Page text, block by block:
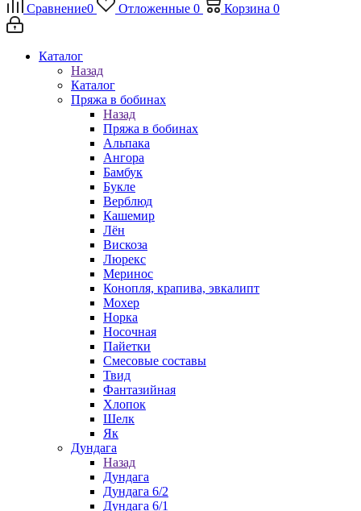
Сравнение0 Отложенные 0 Корзина 0
Каталог
Назад
Каталог
Пряжа в бобинах
Назад
Пряжа в бобинах
Альпака
Ангора
Бамбук
Букле
Верблюд
Кашемир
Лён
Вискоза
Люрекс
Меринос
Конопля, крапива, эвкалипт
Мохер
Норка
Носочная
Пайетки
Смесовые составы
Твид
Фантазийная
Хлопок
Шелк
Як
Дундага
Назад
Дундага
Дундага 6/2
Дундага 6/1